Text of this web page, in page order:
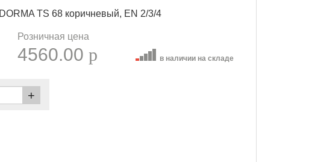
TS 68 коричневый, EN 2/3/4
Розничная цена
4560.00p в наличии на складе
+